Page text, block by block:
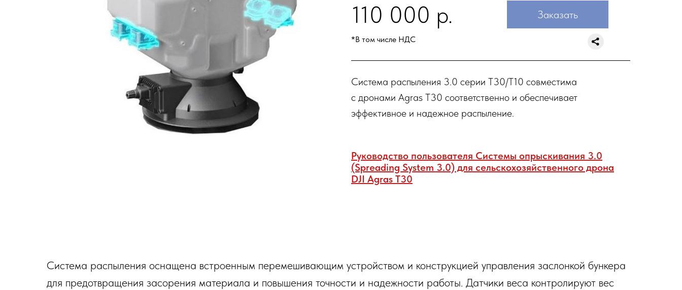
110 000 р. Заказать
Система распыления 3.0 серии T30/T10 совместима
с дронами Agras T30 соответственно и обеспечивает
эффективное и надежное распыление.
Руководство пользователя Системы опрыскивания 3.0
(Spreading System 3.0) для сельскохозяйственного дрона
DJI Agras T30
*В том числе НДС
Система распыления оснащена встроенным перемешивающим устройством и конструкцией управления заслонкой бункера
для предотвращения засорения материала и повышения точности и надежности работы. Датчики веса контролируют вес